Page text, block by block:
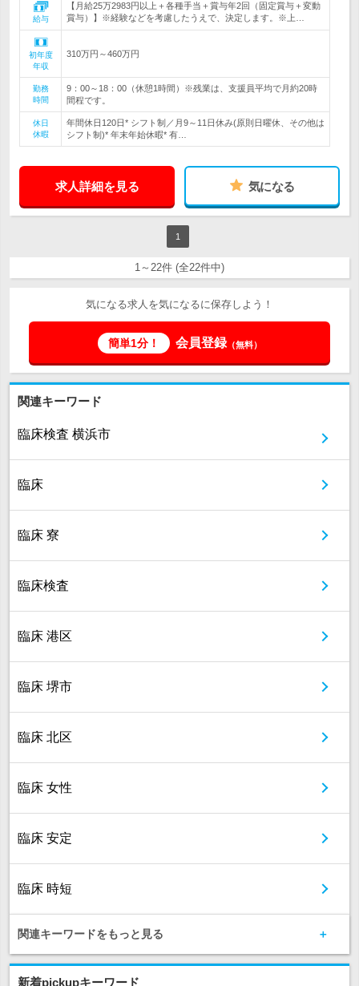
給与
【月給25万2983円以上＋各種手当＋賞与年2回（固定賞与＋変動
賞与）】※経験などを考慮したうえで、決定します。※上…
初年度
年収
310万円～460万円
勤務
時間
9：00～18：00（休憩1時間）※残業は、支援員平均で月約20時
間程です。
休日
休暇
年間休日120日* シフト制／月9～11日休み(原則日曜休、その他は
シフト制)* 年末年始休暇* 有…
求人詳細を見る 気になる
1
1～22件 (全22件中)
気になる求人を気になるに保存しよう！
簡単1分！ 会員登録（無料）
関連キーワード
臨床検査 横浜市
臨床
臨床 寮
臨床検査
臨床 港区
臨床 堺市
臨床 北区
臨床 女性
臨床 安定
臨床 時短
関連キーワードをもっと見る
新着pickupキーワード